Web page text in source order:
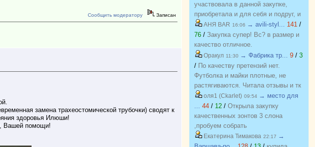
Сообщить модератору Записан
замена трахеостомической трубочки) сводят к
здоровья Илюши!
Вашей помощи!
качества)) Соответствие
размерности и качество Выше
всяких похвал))
участвовала в данной закупке,
приобретала и для себя и подруг, и
джинсы, и джемпера, и платья, и
блузки, вещи качественные,
соответствуют размеру и
описанию, организатор умничка
всегда оперативно отвечает, с
удовольствием буду участвовать
еще!
АНЯ BAR 16:06 → avili-styl... 141 /
76 / Закупка супер! Вс? в размер и
качество отличное.
Оракул 11:30 → Фабрика тр... 9 / 3
/ По качеству претензий нет.
Футболка и майки плотные, не
растягиваются. Читала отзывы и тк
люблю не в облипку вещи, на свой
46р-р заказала все вещи 48, все
равно получилось в облипку, и на
мой взгляд на рост 165-168
женский, у меня 173 мне
коротковато, но ношу все вещи с
оля1 (Ckarlet) 09:54 → место для
... 44 / 12 / Открыла закупку
качественных зонтов 3 слона
,пробуем собрать
https://zakupki.deti74.ru/index.php?
route=purchase/show&id=1851321
Екатерина Тимакова 22:17 →